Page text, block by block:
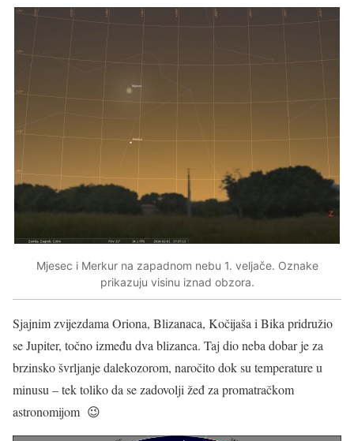
Mjesec i Merkur na zapadnom nebu 1. veljače. Oznake
prikazuju visinu iznad obzora.
Sjajnim zvijezdama Oriona, Blizanaca, Kočijaša i Bika pridružio
se Jupiter, točno između dva blizanca. Taj dio neba dobar je za
brzinsko švrljanje dalekozorom, naročito dok su temperature u
minusu – tek toliko da se zadovolji žeđ za promatračkom
astronomijom 😉